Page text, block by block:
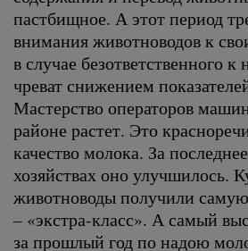
пастбищное. А этот период
внимания животноводов к
в случае безответственного
чреват снижением
Мастерство операторов
районе растет. Это
качество молока. За
хозяйствах оно улучшилось.
животноводы получили
– «экстра-класс». А самый
за прошлый год по надою